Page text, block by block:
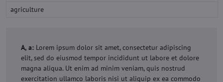
agriculture
A, a: Lorem ipsum dolor sit amet, consectetur adipiscing
elit, sed do eiusmod tempor incididunt ut labore et dolore
magna aliqua. Ut enim ad minim veniam, quis nostrud
exercitation ullamco laboris nisi ut aliquip ex ea commodo